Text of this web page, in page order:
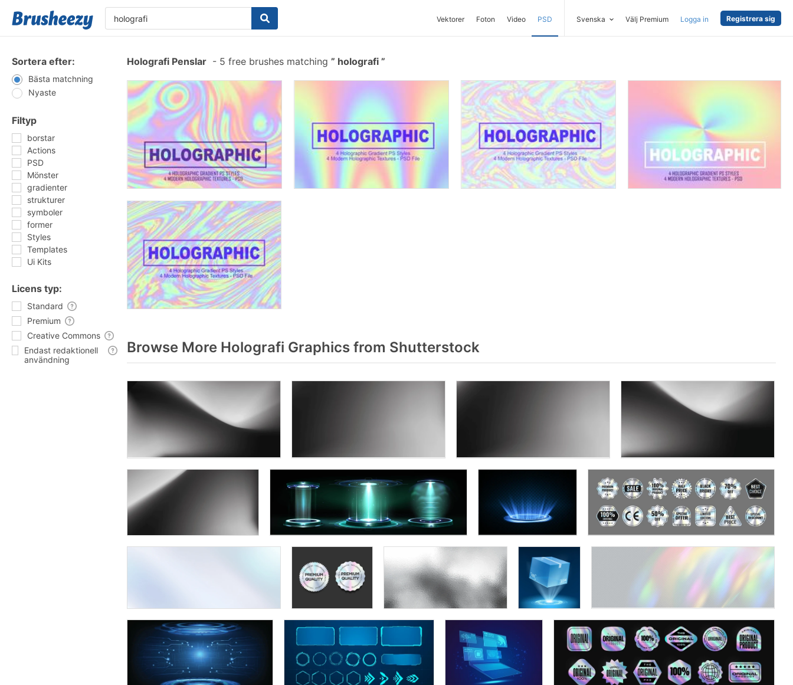
Vektorer Foton Video PSD Svenska Välj Premium Logga in Registrera sig
Sortera efter:
Bästa matchning
Nyaste
Filtyp
borstar
Actions
PSD
Mönster
gradienter
strukturer
symboler
former
Styles
Templates
Ui Kits
Licens typ:
Standard
Premium
Creative Commons
Endast redaktionell
användning
Holografi Penslar - 5 free brushes matching holografi
Browse More Holografi Graphics from Shutterstock